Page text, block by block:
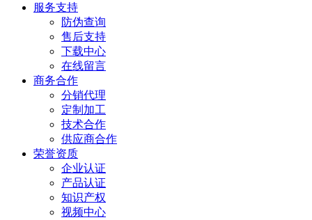
服务支持
防伪查询
售后支持
下载中心
在线留言
商务合作
分销代理
定制加工
技术合作
供应商合作
荣誉资质
企业认证
产品认证
知识产权
视频中心